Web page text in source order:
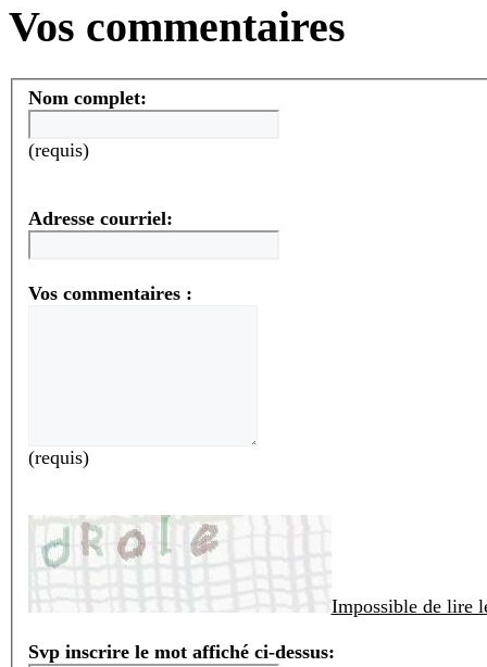
Vos commentaires
Nom complet:
(requis)
Adresse courriel:
Vos commentaires :
(requis)
Impossible de lire
Svp inscrire le mot affiché ci-dessus: